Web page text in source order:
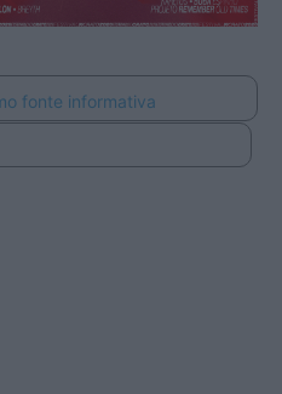
fonte informativa